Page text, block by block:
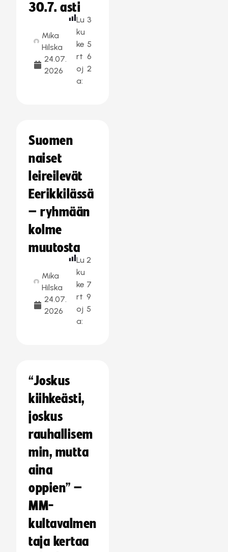
30.7. asti
Mika
Hilska
24.07.
2026
Lu
ku
ke
rt
oj
a:
3
5
6
2
Suomen
naiset
leireilevät
Eerikkilässä
– ryhmään
kolme
muutosta
Mika
Hilska
24.07.
2026
Lu
ku
ke
rt
oj
a:
2
7
9
5
“Joskus
kiihkeästi,
joskus
rauhallisem
min, mutta
aina
oppien” –
MM-
kultavalmen
taja kertaa